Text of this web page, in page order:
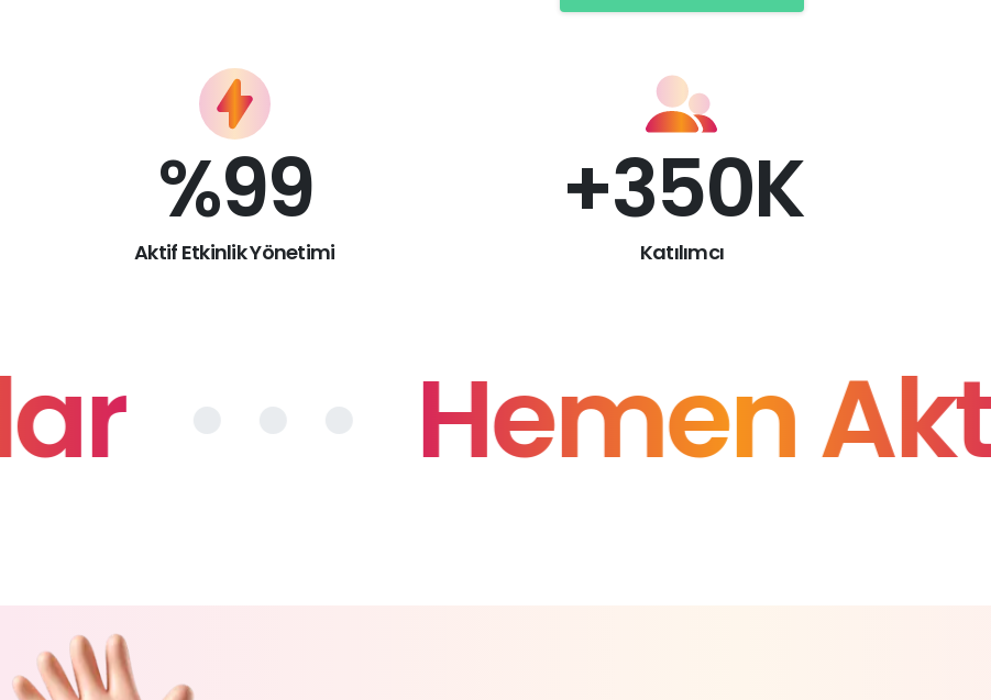
%99
Aktif Etkinlik Yönetimi
+350K
Katılımcı
• • • Hemen Aktif